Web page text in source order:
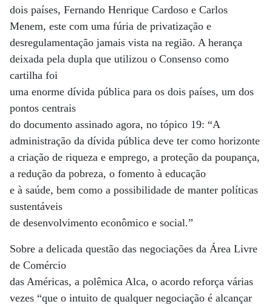
dois países, Fernando Henrique Cardoso e Carlos
Menem, este com uma fúria de privatização e
desregulamentação jamais vista na região. A herança
deixada pela dupla que utilizou o Consenso como
cartilha foi
uma enorme dívida pública para os dois países, um dos
pontos centrais
do documento assinado agora, no tópico 19: “A
administração da dívida pública deve ter como horizonte
a criação de riqueza e emprego, a proteção da poupança,
a redução da pobreza, o fomento à educação
e à saúde, bem como a possibilidade de manter políticas
sustentáveis
de desenvolvimento econômico e social.”
Sobre a delicada questão das negociações da Área Livre
de Comércio
das Américas, a polêmica Alca, o acordo reforça várias
vezes “que o intuito de qualquer negociação é alcançar